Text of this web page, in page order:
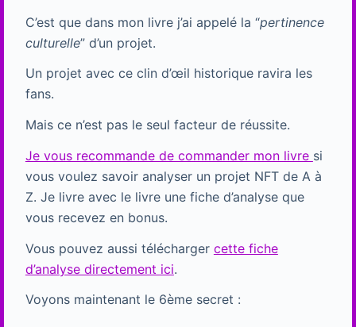
C’est que dans mon livre j’ai appelé la “pertinence
culturelle” d’un projet.
Un projet avec ce clin d’œil historique ravira les
fans.
Mais ce n’est pas le seul facteur de réussite.
Je vous recommande de commander mon livre si
vous voulez savoir analyser un projet NFT de A à
Z. Je livre avec le livre une fiche d’analyse que
vous recevez en bonus.
Vous pouvez aussi télécharger cette fiche
d’analyse directement ici.
Voyons maintenant le 6ème secret :